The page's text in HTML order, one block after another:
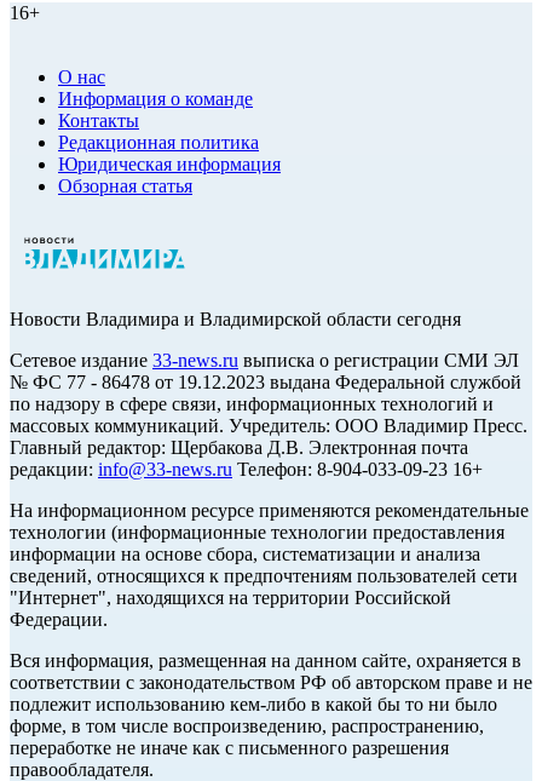
16+
О нас
Информация о команде
Контакты
Редакционная политика
Юридическая информация
Обзорная статья
Новости Владимира и Владимирской области сегодня
Cетевое издание 33-news.ru выписка о регистрации СМИ ЭЛ
№ ФС 77 - 86478 от 19.12.2023 выдана Федеральной службой
по надзору в сфере связи, информационных технологий и
массовых коммуникаций. Учредитель: ООО Владимир Пресс.
Главный редактор: Щербакова Д.В. Электронная почта
редакции: info@33-news.ru Телефон: 8-904-033-09-23 16+
На информационном ресурсе применяются рекомендательные
технологии (информационные технологии предоставления
информации на основе сбора, систематизации и анализа
сведений, относящихся к предпочтениям пользователей сети
"Интернет", находящихся на территории Российской
Федерации.
Вся информация, размещенная на данном сайте, охраняется в
соответствии с законодательством РФ об авторском праве и не
подлежит использованию кем-либо в какой бы то ни было
форме, в том числе воспроизведению, распространению,
переработке не иначе как с письменного разрешения
правообладателя.